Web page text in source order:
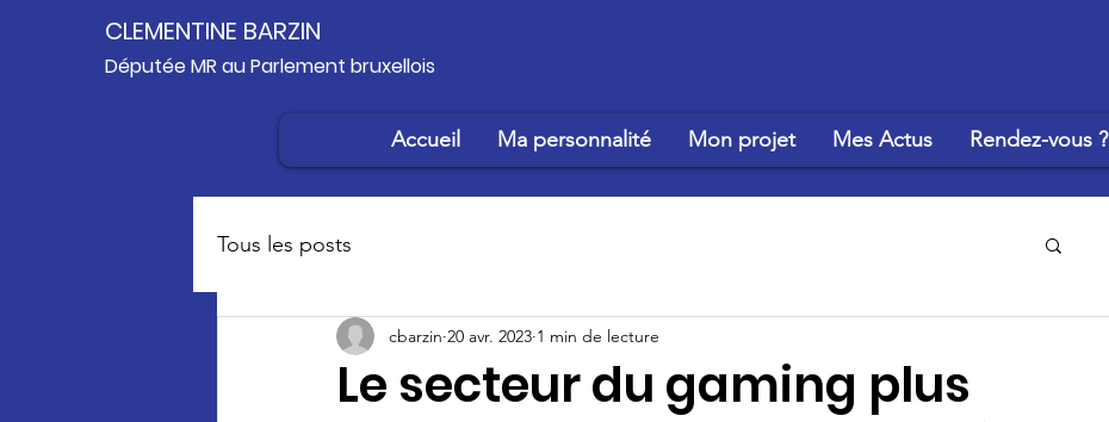
Députée MR au Parlement bruxellois
CLEMENTINE BARZIN
Accueil Ma personnalité Mon projet Mes Actus Rendez-vous ?
Tous les posts
Le secteur du gaming plus
cbarzin 20 avr. 2023 1 min de lecture